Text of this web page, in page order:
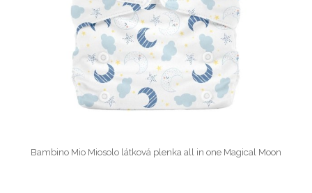
Bambino Mio Miosolo látková plenka all in one Magical Moon